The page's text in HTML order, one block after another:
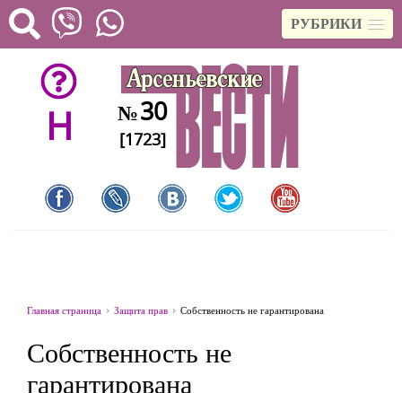
РУБРИКИ
H №30
[1723]
Главная страница Защита прав Собственность не гарантирована
Собственность не
гарантирована